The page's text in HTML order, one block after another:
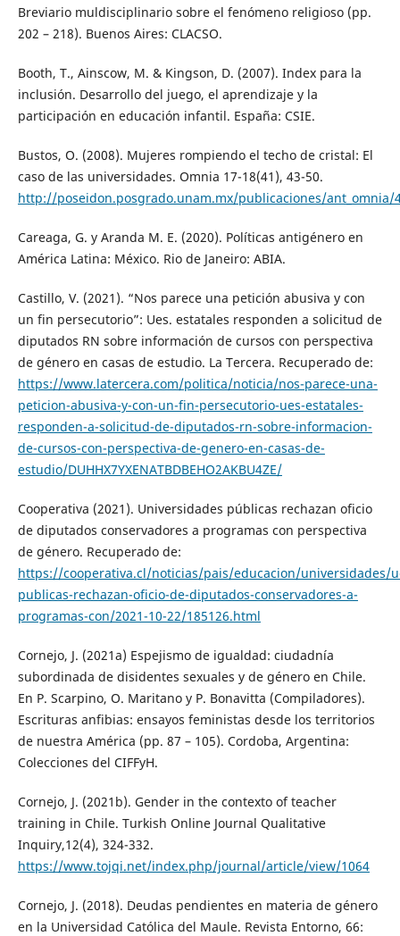
Breviario muldisciplinario sobre el fenómeno religioso (pp.
202 – 218). Buenos Aires: CLACSO.
Booth, T., Ainscow, M. & Kingson, D. (2007). Index para la
inclusión. Desarrollo del juego, el aprendizaje y la
participación en educación infantil. España: CSIE.
Bustos, O. (2008). Mujeres rompiendo el techo de cristal: El
caso de las universidades. Omnia 17-18(41), 43-50.
http://poseidon.posgrado.unam.mx/publicaciones/ant_omnia/
Careaga, G. y Aranda M. E. (2020). Políticas antigénero en
América Latina: México. Rio de Janeiro: ABIA.
Castillo, V. (2021). “Nos parece una petición abusiva y con
un fin persecutorio”: Ues. estatales responden a solicitud de
diputados RN sobre información de cursos con perspectiva
de género en casas de estudio. La Tercera. Recuperado de:
https://www.latercera.com/politica/noticia/nos-parece-una-
peticion-abusiva-y-con-un-fin-persecutorio-ues-estatales-
responden-a-solicitud-de-diputados-rn-sobre-informacion-
de-cursos-con-perspectiva-de-genero-en-casas-de-
estudio/DUHHX7YXENATBDBEHO2AKBU4ZE/
Cooperativa (2021). Universidades públicas rechazan oficio
de diputados conservadores a programas con perspectiva
de género. Recuperado de:
https://cooperativa.cl/noticias/pais/educacion/universidades/
publicas-rechazan-oficio-de-diputados-conservadores-a-
programas-con/2021-10-22/185126.html
Cornejo, J. (2021a) Espejismo de igualdad: ciudadnía
subordinada de disidentes sexuales y de género en Chile.
En P. Scarpino, O. Maritano y P. Bonavitta (Compiladores).
Escrituras anfibias: ensayos feministas desde los territorios
de nuestra América (pp. 87 – 105). Cordoba, Argentina:
Colecciones del CIFFyH.
Cornejo, J. (2021b). Gender in the contexto of teacher
training in Chile. Turkish Online Journal Qualitative
Inquiry,12(4), 324-332.
https://www.tojqi.net/index.php/journal/article/view/1064
Cornejo, J. (2018). Deudas pendientes en materia de género
en la Universidad Católica del Maule. Revista Entorno, 66: